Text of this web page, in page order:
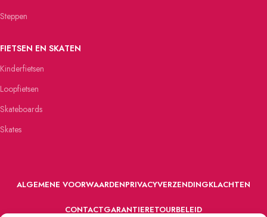
Steppen
FIETSEN EN SKATEN
Kinderfietsen
Loopfietsen
Skateboards
Skates
ALGEMENE VOORWAARDENPRIVACYVERZENDINGKLACHTEN
CONTACTGARANTIERETOURBELEID